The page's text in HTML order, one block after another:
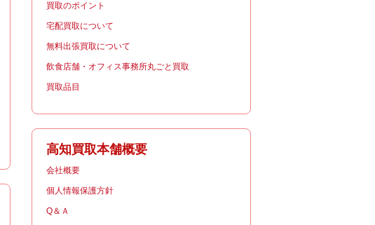
買取のポイント
宅配買取について
無料出張買取について
飲食店舗・オフィス事務所丸ごと買取
買取品目
高知買取本舗概要
会社概要
個人情報保護方針
Q＆Ａ